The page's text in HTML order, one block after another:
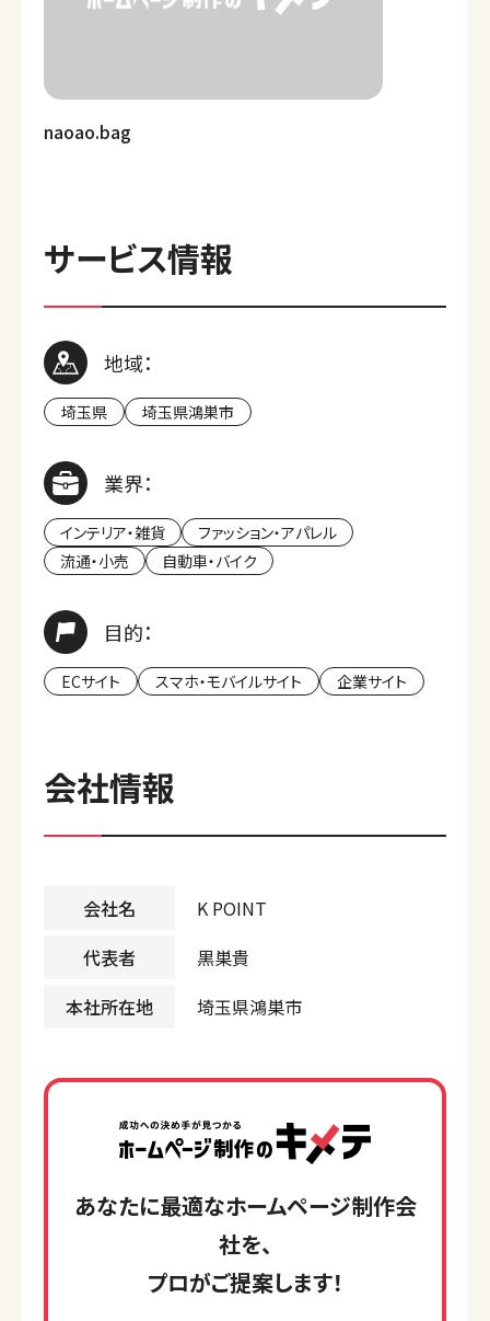
naoao.bag
サービス情報
地域：
埼玉県 埼玉県鴻巣市
業界：
インテリア・雑貨
ファッション・アパレル
流通・小売
自動車・バイク
目的：
ECサイト スマホ・モバイルサイト 企業サイト
会社情報
会社名
K POINT
代表者
黒巣貴
本社所在地
埼玉県鴻巣市
あなたに最適なホームページ制作会
社を、
プロがご提案します！